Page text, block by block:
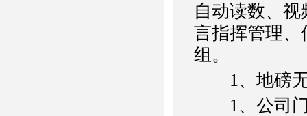
自动读数、
言指挥管理、
组。
1、地磅无
1、公司门